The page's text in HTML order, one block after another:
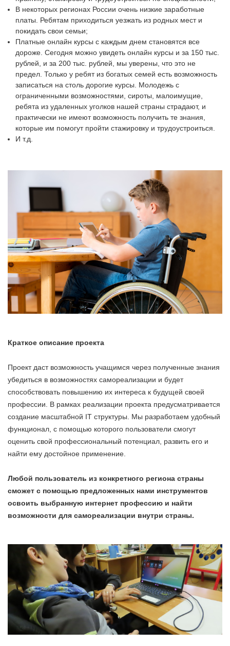
В некоторых регионах России очень низкие заработные
платы. Ребятам приходиться уезжать из родных мест и
покидать свои семьи;
Платные онлайн курсы с каждым днем становятся все
дороже. Сегодня можно увидеть онлайн курсы и за 150 тыс.
рублей, и за 200 тыс. рублей, мы уверены, что это не
предел. Только у ребят из богатых семей есть возможность
записаться на столь дорогие курсы. Молодежь с
ограниченными возможностями, сироты, малоимущие,
ребята из удаленных уголков нашей страны страдают, и
практически не имеют возможность получить те знания,
которые им помогут пройти стажировку и трудоустроиться.
И т.д.
Краткое описание проекта
Проект даст возможность учащимся через полученные знания
убедиться в возможностях самореализации и будет
способствовать повышению их интереса к будущей своей
профессии. В рамках реализации проекта предусматривается
создание масштабной IT структуры. Мы разработаем удобный
функционал, с помощью которого пользователи смогут
оценить свой профессиональный потенциал, развить его и
найти ему достойное применение.
Любой пользователь из конкретного региона страны
сможет с помощью предложенных нами инструментов
освоить выбранную интернет профессию и найти
возможности для самореализации внутри страны.